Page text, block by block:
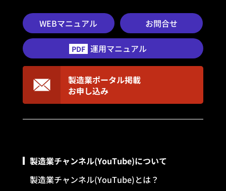
WEBマニュアル お問合せ
PDF 運用マニュアル
製造業ポータル掲載
お申し込み
製造業チャンネル(YouTube)について
製造業チャンネル(YouTube)とは？